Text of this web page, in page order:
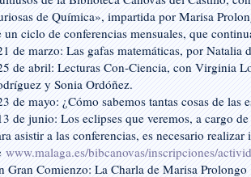
de Química», impartida por Marisa
un ciclo de conferencias mensuales, que
de marzo: Las gafas matemáticas, por Natalia
de abril: Lecturas Con-Ciencia, con Virginia
y Sonia Ordóñez.
de mayo: ¿Cómo sabemos tantas cosas de
de junio: Los eclipses que veremos, a cargo
asistir a las conferencias, es necesario
www.malaga.es/bibcanovas/inscripciones/
Gran Comienzo: La Charla de Marisa Prolongo